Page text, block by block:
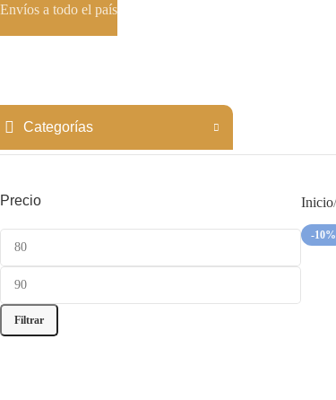
Categorías
Precio
Filtrar
Inicio
-10%
Envíos a todo el país